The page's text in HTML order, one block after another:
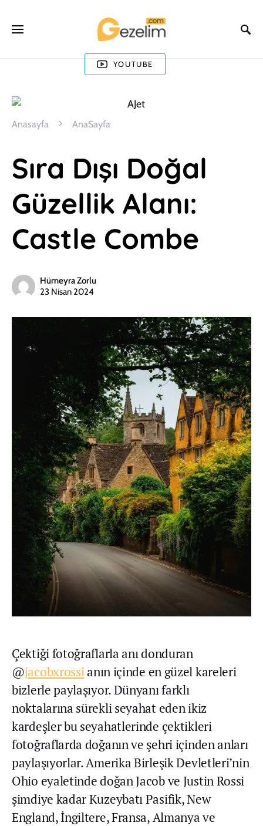
YOUTUBE
Anasayfa AnaSayfa
Sıra Dışı Doğal
Güzellik Alanı:
Castle Combe
Hümeyra Zorlu
23 Nisan 2024
Çektiği fotoğraflarla anı donduran
@jacobxrossianın içinde en güzel kareleri
bizlerle paylaşıyor. Dünyanı farklı
noktalarına sürekli seyahat eden ikiz
kardeşler bu seyahatlerinde çektikleri
fotoğraflarda doğanın ve şehri içinden anları
paylaşıyorlar. Amerika Birleşik Devletleri’nin
Ohio eyaletinde doğan Jacob ve Justin Rossi
şimdiye kadar Kuzeybatı Pasifik, New
England, İngiltere, Fransa, Almanya ve